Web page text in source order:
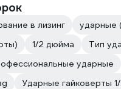
в лизинг ударные
1/2 дюйма Тип
ударные
Ударные гайковерты